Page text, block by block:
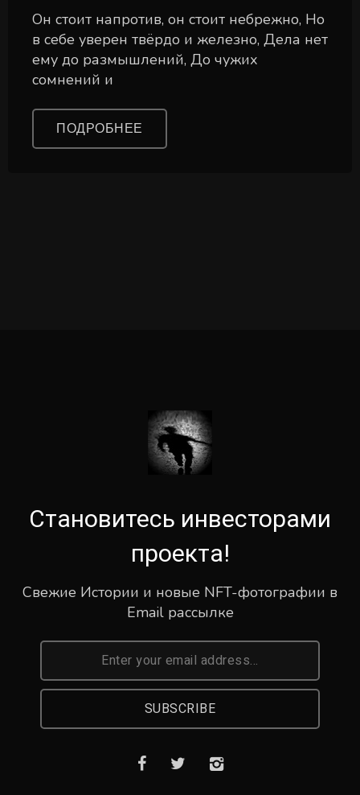
Он стоит напротив, он стоит небрежно, Но
в себе уверен твёрдо и железно, Дела нет
ему до размышлений, До чужих
сомнений и
ПОДРОБНЕЕ
Становитесь инвесторами
проекта!
Свежие Истории и новые NFT-фотографии в
Email рассылке
SUBSCRIBE